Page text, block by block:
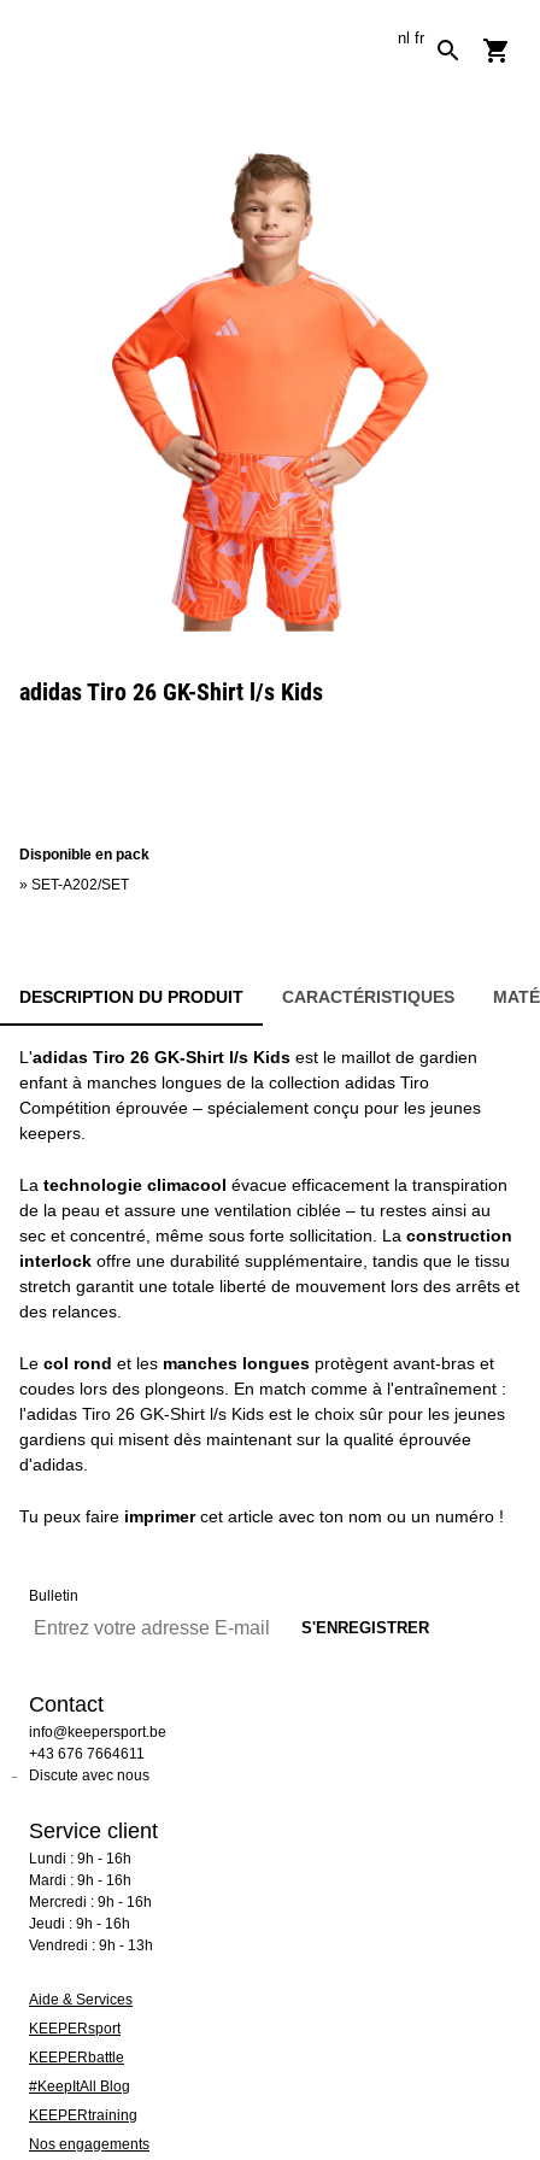
nl fr
adidas Tiro 26 GK-Shirt l/s Kids
Disponible en pack
» SET-A202/SET
DESCRIPTION DU PRODUIT CARACTÉRISTIQUES
L'adidas Tiro 26 GK-Shirt l/s Kids est le maillot de gardien
enfant à manches longues de la collection adidas Tiro
Compétition éprouvée – spécialement conçu pour les jeunes
keepers.
La technologie climacool évacue efficacement la transpiration
de la peau et assure une ventilation ciblée – tu restes ainsi au
sec et concentré, même sous forte sollicitation. La construction
interlock offre une durabilité supplémentaire, tandis que le tissu
stretch garantit une totale liberté de mouvement lors des arrêts et
des relances.
Le col rond et les manches longues protègent avant-bras et
coudes lors des plongeons. En match comme à l'entraînement :
l'adidas Tiro 26 GK-Shirt l/s Kids est le choix sûr pour les jeunes
gardiens qui misent dès maintenant sur la qualité éprouvée
d'adidas.
Tu peux faire imprimercet article avec ton nom ou un numéro !
Bulletin
Contact
info@keepersport.be
+43 676 7664611
Discute avec nous
Service client
Lundi : 9h - 16h
Mardi : 9h - 16h
Mercredi : 9h - 16h
Jeudi : 9h - 16h
Vendredi : 9h - 13h
Aide & Services
KEEPERsport
KEEPERbattle
#KeepItAll Blog
KEEPERtraining
Nos engagements